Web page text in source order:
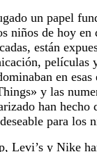
un papel
niños de hoy en
están
películas
en esas
y las
han hecho
para los
Levi’s y Nike